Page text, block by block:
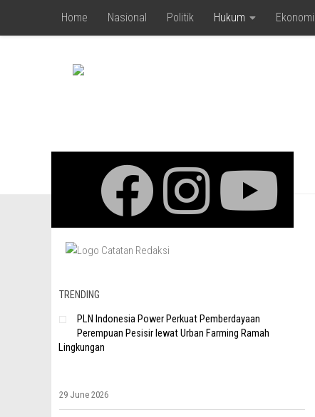
Skip to content
Home Nasional Politik Hukum Ekonomi
TRENDING
PLN Indonesia Power Perkuat Pemberdayaan
Perempuan Pesisir lewat Urban Farming Ramah
Lingkungan
29 June 2026